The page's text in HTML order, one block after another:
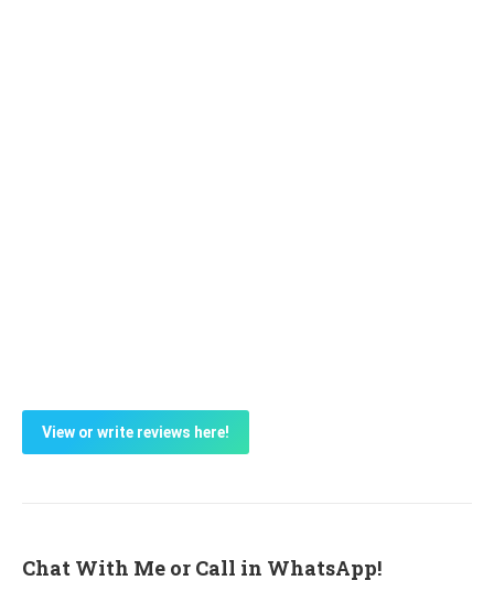
View or write reviews here!
Chat With Me or Call in WhatsApp!